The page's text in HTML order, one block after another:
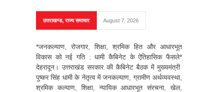
उत्तराखण्ड,राज्य समाचार August 7, 2026
*जनकल्याण, रोजगार, शिक्षा, श्रमिक हित और आधारभूत
विकास को नई गति : धामी कैबिनेट के ऐतिहासिक फैसले*
देहरादून। उत्तराखंड सरकार की कैबिनेट बैठक में मुख्यमंत्री
पुष्कर सिंह धामी के नेतृत्व में जनकल्याण, ग्रामीण अर्थव्यवस्था,
श्रमिक कल्याण, शिक्षा, न्यायिक आधारभूत संरचना, खेल,